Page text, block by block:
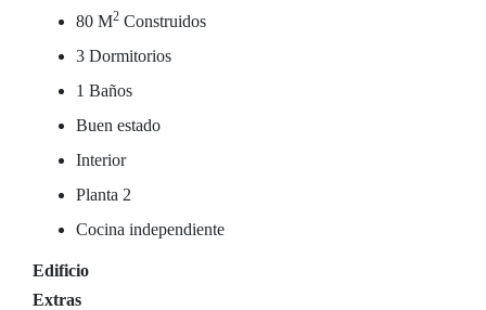
80 M2 Construidos
3 Dormitorios
1 Baños
Buen estado
Interior
Planta 2
Cocina independiente
Edificio
Extras